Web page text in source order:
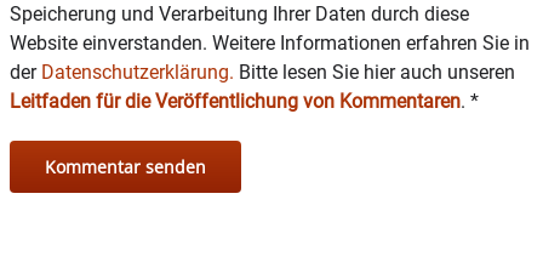
Speicherung und Verarbeitung Ihrer Daten durch diese
Website einverstanden. Weitere Informationen erfahren Sie in
der Datenschutzerklärung. Bitte lesen Sie hier auch unseren
Leitfaden für die Veröffentlichung von Kommentaren. *